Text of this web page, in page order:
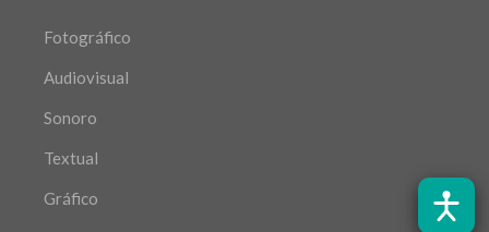
Fotográfico
Audiovisual
Sonoro
Textual
Gráfico